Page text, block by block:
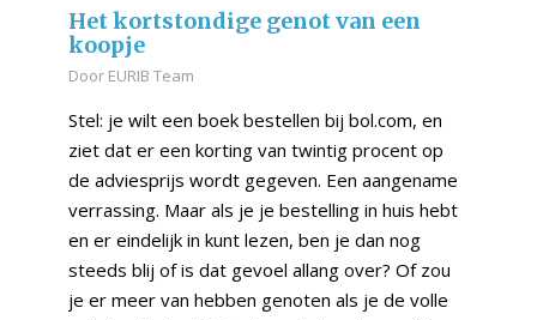
Het kortstondige genot van een
koopje
Door EURIB Team
Stel: je wilt een boek bestellen bij bol.com, en
ziet dat er een korting van twintig procent op
de adviesprijs wordt gegeven. Een aangename
verrassing. Maar als je je bestelling in huis hebt
en er eindelijk in kunt lezen, ben je dan nog
steeds blij of is dat gevoel allang over? Of zou
je er meer van hebben genoten als je de volle